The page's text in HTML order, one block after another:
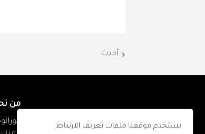
أحدث
من
يستخدم موقعنا ملفات تعريف الارتباط